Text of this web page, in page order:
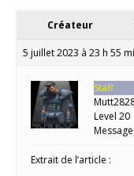
Créateur
5 juillet 2023 à 23 h 55
Staff
Level 20
Extrait de l’article :